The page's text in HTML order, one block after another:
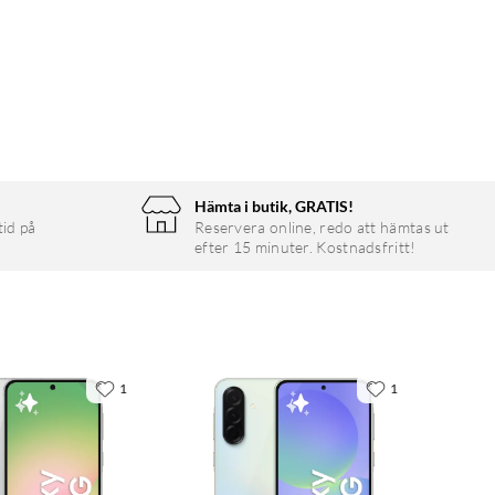
på
Hämta i butik, GRATIS!
Reservera online, redo att hämtas ut
efter 15 minuter. Kostnadsfritt!
1 1